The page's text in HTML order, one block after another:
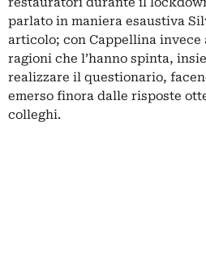
parlato in maniera esaustiva
articolo; con Cappellina
ragioni che l’hanno spinta,
realizzare il questionario,
emerso finora dalle risposte
colleghi.